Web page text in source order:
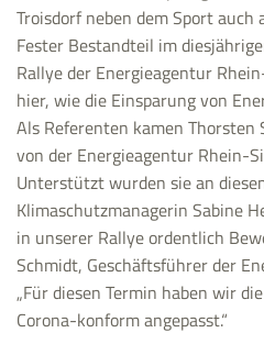
Troisdorf neben dem Sport auch
Fester Bestandteil im
Rallye der Energieagentur
hier, wie die Einsparung von
Als Referenten kamen Thorsten
von der Energieagentur Rhein-
Unterstützt wurden sie an
Klimaschutzmanagerin Sabine
in unserer Rallye ordentlich
Schmidt, Geschäftsführer der
„Für diesen Termin haben wir
Corona-konform angepasst.“